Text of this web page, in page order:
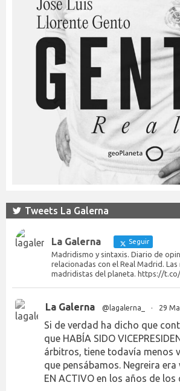
Tweets La Galerna
La Galerna Seguir
Madridismo y sintaxis. Diario de
relacionadas con el Real Madrid.
madridistas del planeta. https://
La Galerna @lagalerna_ · 29
Si de verdad ha dicho que
que HABÍA SIDO
árbitros, tiene todavía menos
que pensábamos. Negreira
EN ACTIVO en los años de